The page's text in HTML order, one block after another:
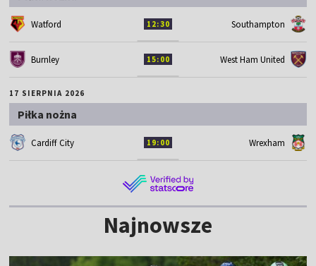
Watford 12:30 Southampton
Burnley 15:00 West Ham United
17 SIERPNIA 2026
Piłka nożna
Cardiff City 19:00 Wrexham
Najnowsze